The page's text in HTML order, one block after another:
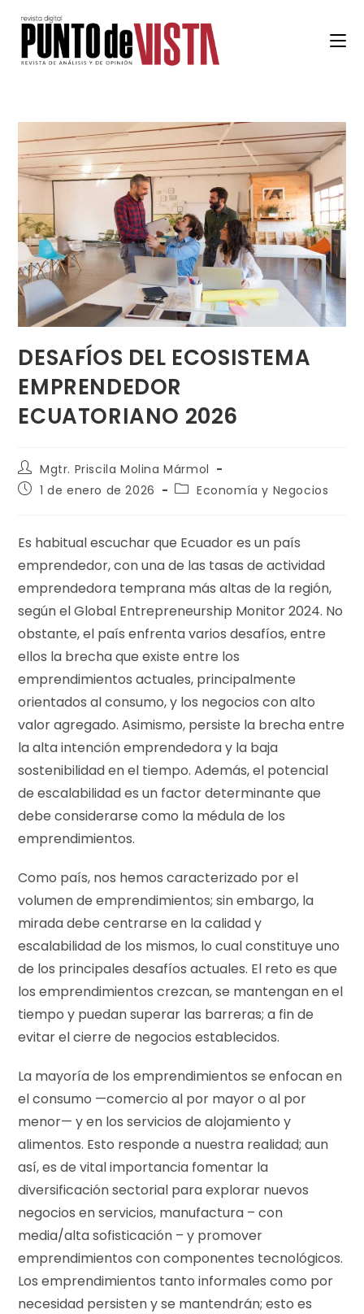
DESAFÍOS DEL ECOSISTEMA
EMPRENDEDOR
ECUATORIANO 2026
Mgtr. Priscila Molina Mármol
1 de enero de 2026
Economía y Negocios
Es habitual escuchar que Ecuador es un país
emprendedor, con una de las tasas de actividad
emprendedora temprana más altas de la región,
según el Global Entrepreneurship Monitor 2024. No
obstante, el país enfrenta varios desafíos, entre
ellos la brecha que existe entre los
emprendimientos actuales, principalmente
orientados al consumo, y los negocios con alto
valor agregado. Asimismo, persiste la brecha entre
la alta intención emprendedora y la baja
sostenibilidad en el tiempo. Además, el potencial
de escalabilidad es un factor determinante que
debe considerarse como la médula de los
emprendimientos.
Como país, nos hemos caracterizado por el
volumen de emprendimientos; sin embargo, la
mirada debe centrarse en la calidad y
escalabilidad de los mismos, lo cual constituye uno
de los principales desafíos actuales. El reto es que
los emprendimientos crezcan, se mantengan en el
tiempo y puedan superar las barreras; a fin de
evitar el cierre de negocios establecidos.
La mayoría de los emprendimientos se enfocan en
el consumo —comercio al por mayor o al por
menor— y en los servicios de alojamiento y
alimentos. Esto responde a nuestra realidad; aun
así, es de vital importancia fomentar la
diversificación sectorial para explorar nuevos
negocios en servicios, manufactura – con
media/alta sofisticación – y promover
emprendimientos con componentes tecnológicos.
Los emprendimientos tanto informales como por
necesidad persisten y se mantendrán; esto es